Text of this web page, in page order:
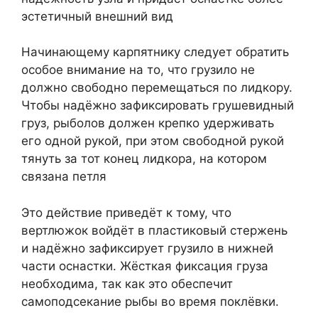
эстетичный внешний вид
Начинающему карпятнику следует обратить
особое внимание на то, что грузило не
должно свободно перемещаться по лидкору.
Чтобы надёжно зафиксировать грушевидный
груз, рыболов должен крепко удерживать
его одной рукой, при этом свободной рукой
тянуть за тот конец лидкора, на котором
связана петля
Это действие приведёт к тому, что
вертлюжок войдёт в пластиковый стержень
и надёжно зафиксирует грузило в нижней
части оснастки. Жёсткая фиксация груза
необходима, так как это обеспечит
самоподсекание рыбы во время поклёвки.